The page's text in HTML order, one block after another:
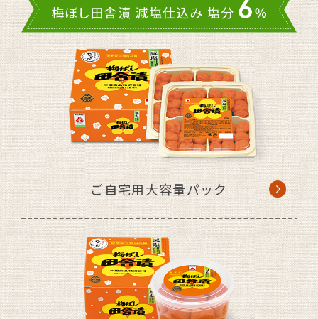
「梅ぼし田舎漬 減塩仕込み」
を販売
ご自宅用大容量パック